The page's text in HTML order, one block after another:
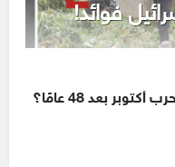
فوائد!
بعد 48 عامًا؟